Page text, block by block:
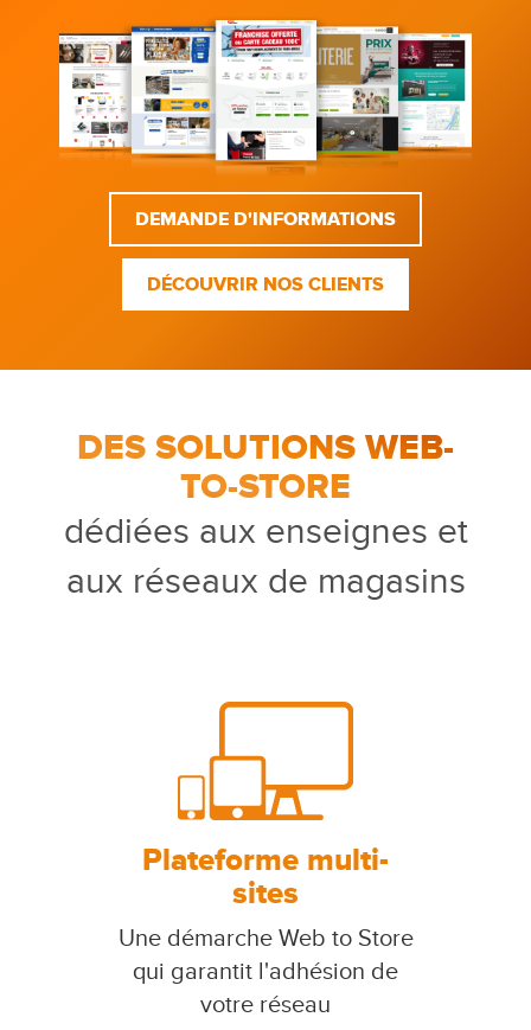
DEMANDE D'INFORMATIONS
DÉCOUVRIR NOS CLIENTS
DES SOLUTIONS WEB-
TO-STORE
dédiées aux enseignes et
aux réseaux de magasins
Plateforme multi-
sites
Une démarche Web to Store
qui garantit l'adhésion de
votre réseau